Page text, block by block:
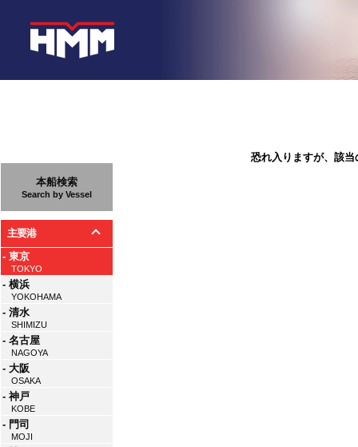
本船検索
Search by Vessel
主要港
- 東京
TOKYO
- 横浜
YOKOHAMA
- 清水
SHIMIZU
- 名古屋
NAGOYA
- 大阪
OSAKA
- 神戸
KOBE
- 門司
MOJI
恐れ入りますが、該